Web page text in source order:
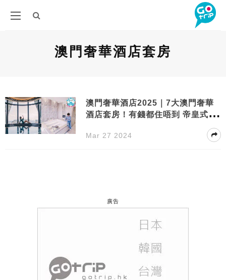
澳門奢華酒店套房
澳門奢華酒店2025｜7大澳門奢華
酒店套房！有錢都住唔到 帝皇式隱
Mar 27 2024
廣告